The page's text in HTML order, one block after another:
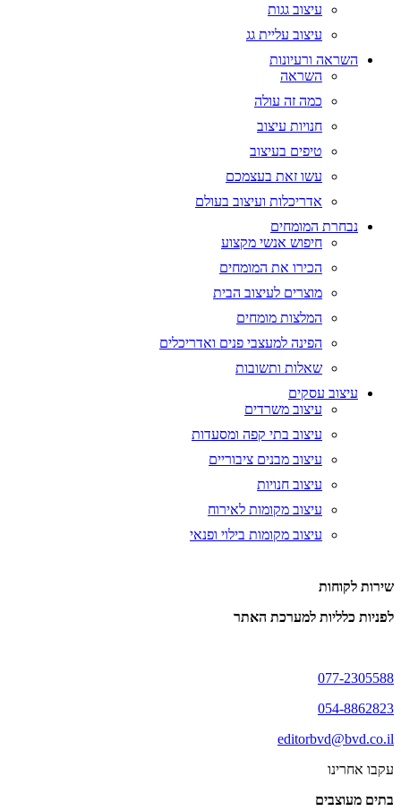
עיצוב גגות
עיצוב עליית גג
השראה ורעיונות
השראה
כמה זה עולה
חנויות עיצוב
טיפים בעיצוב
עשו זאת בעצמכם
אדריכלות ועיצוב בעולם
נבחרת המומחים
חיפוש אנשי מקצוע
הכירו את המומחים
מוצרים לעיצוב הבית
המלצות מומחים
הפינה למעצבי פנים ואדריכלים
שאלות ותשובות
עיצוב עסקים
עיצוב משרדים
עיצוב בתי קפה ומסעדות
עיצוב מבנים ציבוריים
עיצוב חנויות
עיצוב מקומות לאירוח
עיצוב מקומות בילוי ופנאי
שירות לקוחות
לפניות כלליות למערכת האתר
077-2305588
054-8862823
editorbvd@bvd.co.il
עקבו אחרינו
בתים מעוצבים